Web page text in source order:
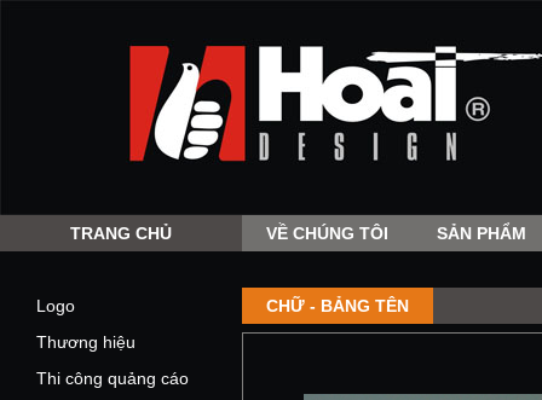
TRANG CHỦ VỀ CHÚNG TÔI SẢN PHẨM
Logo
Thương hiệu
Thi công quảng cáo
CHỮ - BẢNG TÊN